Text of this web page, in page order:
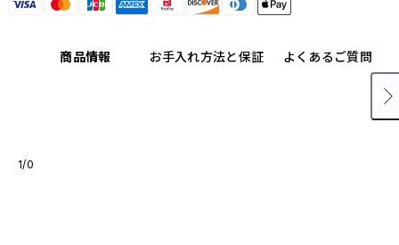
商品情報 お手入れ方法と保証 よくあるご質問
1/0